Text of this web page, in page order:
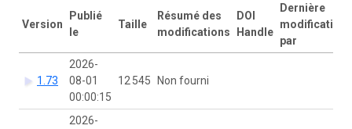
Version
Publié
le
Taille
Résumé des
modifications
DOI
Handle
Dernière
modification
par
1.73
2026-
08-01
00:00:15
12 545 Non fourni
2026-